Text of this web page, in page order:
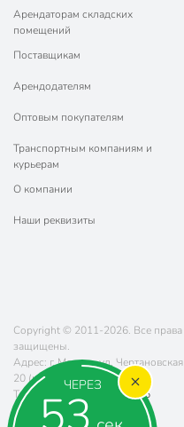
ЧЕРЕЗ
Арендаторам складских
помещений
Поставщикам
Арендодателям
Оптовым покупателям
Транспортным компаниям и
курьерам
О компании
Наши реквизиты
Copyright © 2011-2026. Все права
защищены.
Адрес: г. Москва, ул. Чертановская
20 (метро Южная)
Телефон:
8 (800) 770-77-06
Почта:sales@poryadok.ru